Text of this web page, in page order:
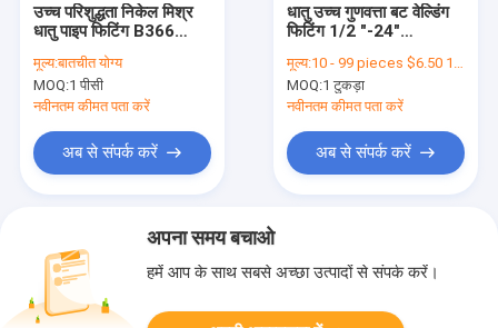
उच्च परिशुद्धता निकेल मिश्र
धातु पाइप फिटिंग B366
WPHB-2 Hastelloy B2
SCH40 1-24 '' सॉकेट
वेल्डिंग टी
मूल्य:बातचीत योग्य
MOQ:1 पीसी
नवीनतम कीमत पता करें
अब से संपर्क करें
धातु उच्च गुणवत्ता बट वेल्डिंग
फिटिंग 1/2 "-24"
कनेक्शन के लिए निकेल मिश्र
धातु बराबर टी
मूल्य:10 - 99 pieces $6.50 100 - 999 pieces $6.10 >= 1000 pieces $5.50
MOQ:1 टुकड़ा
नवीनतम कीमत पता करें
अब से संपर्क करें
अपना समय बचाओ
हमें आप के साथ सबसे अच्छा उत्पादों से संपर्क करें।